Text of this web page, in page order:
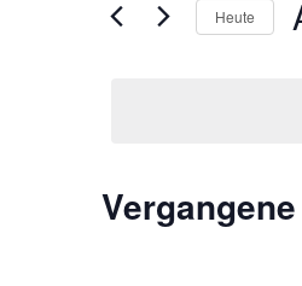
Ansichten,
Schlüsselwort.Heute